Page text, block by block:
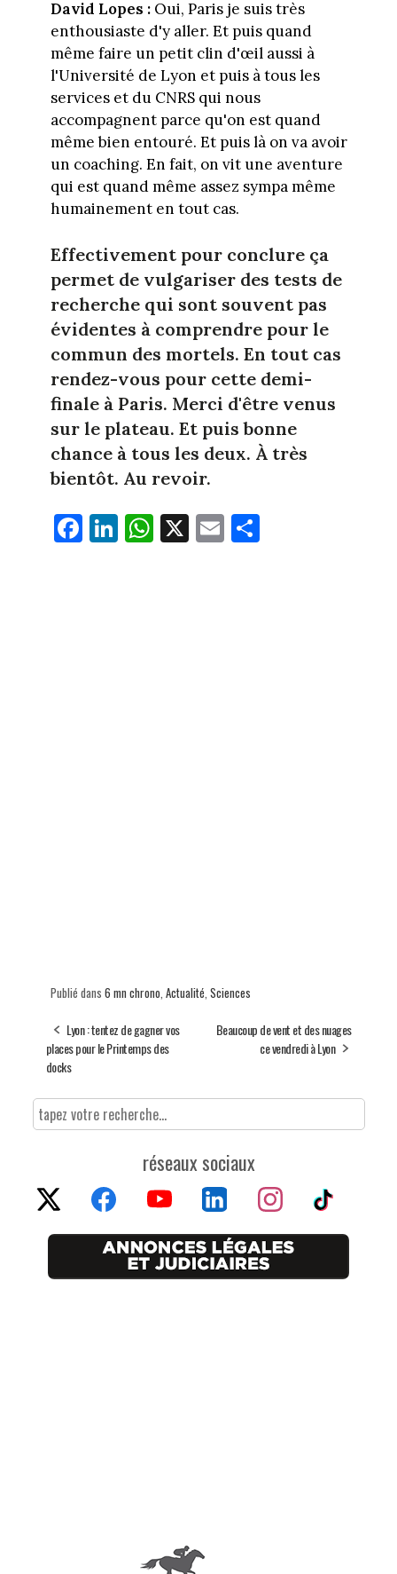
David Lopes :Oui, Paris je suis très
enthousiaste d'y aller. Et puis quand
même faire un petit clin d'œil aussi à
l'Université de Lyon et puis à tous les
services et du CNRS qui nous
accompagnent parce qu'on est quand
même bien entouré. Et puis là on va avoir
un coaching. En fait, on vit une aventure
qui est quand même assez sympa même
humainement en tout cas.
Effectivement pour conclure ça
permet de vulgariser des tests de
recherche qui sont souvent pas
évidentes à comprendre pour le
commun des mortels. En tout cas
rendez-vous pour cette demi-
finale à Paris. Merci d'être venus
sur le plateau. Et puis bonne
chance à tous les deux. À très
bientôt. Au revoir.
Fa
ce
Li
nk
W
ha
X E
m
Pa
Publié dans 6 mn chrono, Actualité, Sciences
Lyon : tentez de gagner vos
places pour le Printemps des
docks
Beaucoup de vent et des nuages
ce vendredi à Lyon
réseaux sociaux